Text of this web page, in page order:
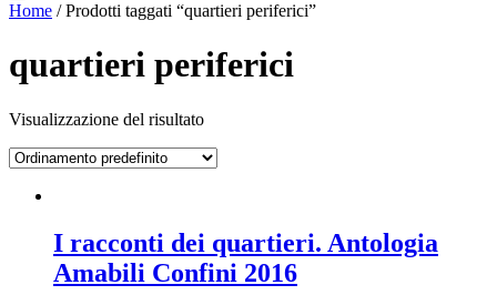
Home / Prodotti taggati “quartieri periferici”
quartieri periferici
Visualizzazione del risultato
I racconti dei quartieri. Antologia
Amabili Confini 2016